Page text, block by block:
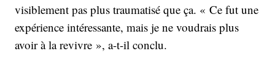
visiblement pas plus traumatisé que ça. « Ce fut une
expérience intéressante, mais je ne voudrais plus
avoir à la revivre », a-t-il conclu.